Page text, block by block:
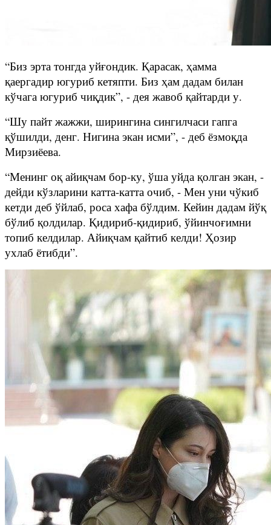
“Биз эрта тонгда уйғондик. Қарасак, ҳамма
қаергадир югуриб кетяпти. Биз ҳам дадам билан
кўчага югуриб чиқдик”, - дея жавоб қайтарди у.
“Шу пайт жажжи, ширингина сингилчаси гапга
қўшилди, денг. Нигина экан исми”, - деб ёзмоқда
Мирзиёева.
“Менинг оқ айиқчам бор-ку, ўша уйда қолган экан, -
дейди кўзларини катта-катта очиб, - Мен уни чўкиб
кетди деб ўйлаб, роса хафа бўлдим. Кейин дадам йўқ
бўлиб қолдилар. Қидириб-қидириб, ўйинчоғимни
топиб келдилар. Айиқчам қайтиб келди! Ҳозир
ухлаб ётибди”.